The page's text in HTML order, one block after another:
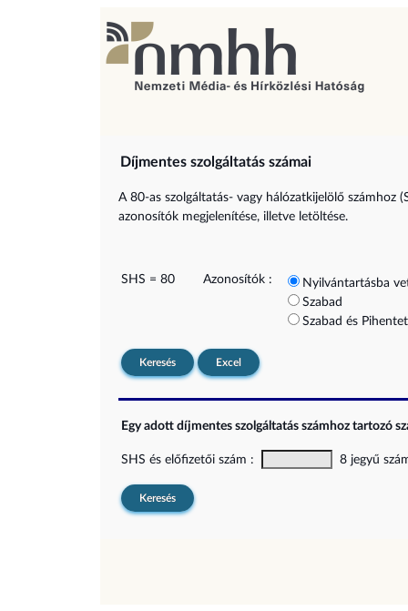
Díjmentes szolgáltatás számai
A 80-as szolgáltatás- vagy hálózatkijelölő számhoz
azonosítók megjelenítése, illetve letöltése.
SHS = 80 Azonosítók :
Nyilvántartásba
Szabad
Szabad és
Keresés Excel
Egy adott díjmentes szolgáltatás számhoz tartozó
SHS és előfizetői szám : 8 jegyű
Keresés